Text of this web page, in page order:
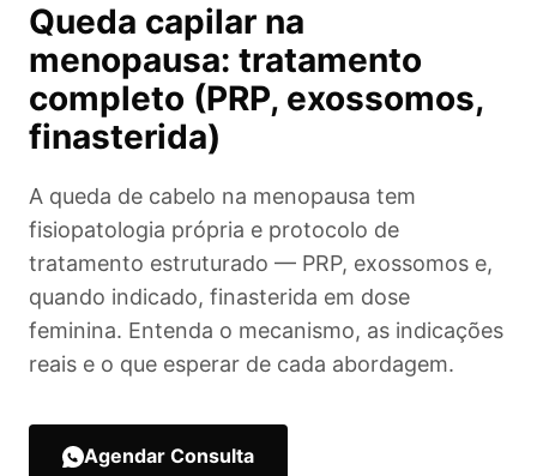
Queda capilar na
menopausa: tratamento
completo (PRP, exossomos,
finasterida)
A queda de cabelo na menopausa tem
fisiopatologia própria e protocolo de
tratamento estruturado — PRP, exossomos e,
quando indicado, finasterida em dose
feminina. Entenda o mecanismo, as indicações
reais e o que esperar de cada abordagem.
Agendar Consulta